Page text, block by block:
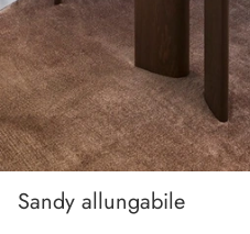
Sandy allungabile